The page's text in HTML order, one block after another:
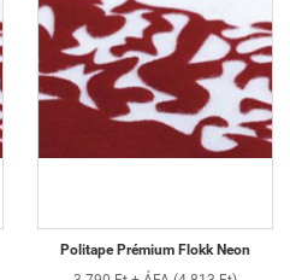
Politape Prémium Flokk Neon